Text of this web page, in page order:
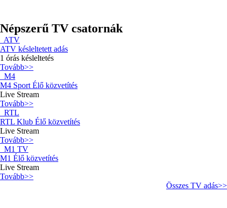
Népszerű TV csatornák
ATV
ATV késleltetett adás
1 órás késleltetés
Tovább>>
M4
M4 Sport Élő közvetítés
Live Stream
Tovább>>
RTL
RTL Klub Élő közvetítés
Live Stream
Tovább>>
M1 TV
M1 Élő közvetítés
Live Stream
Tovább>>
Összes TV adás>>